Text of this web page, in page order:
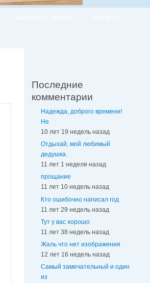
Последние
комментарии
Надежда, доброго времени!
Не
10 лет 19 недель назад
Отдыхай, мой любимый
дедушка.
11 лет 1 неделя назад
прощание
11 лет 10 недель назад
Кто ошибочно написал год
11 лет 29 недель назад
Тут у вас хорошо
11 лет 38 недель назад
Жаль что нет изображения
12 лет 16 недель назад
Самый замечательный и один
из